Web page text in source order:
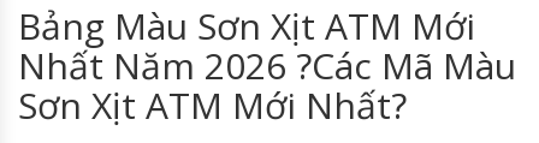
Bảng Màu Sơn Xịt ATM Mới
Nhất Năm 2026 ?Các Mã Màu
Sơn Xịt ATM Mới Nhất?